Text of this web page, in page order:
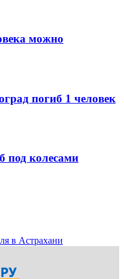
можно
погиб 1 человек
под колесами
в Астрахани